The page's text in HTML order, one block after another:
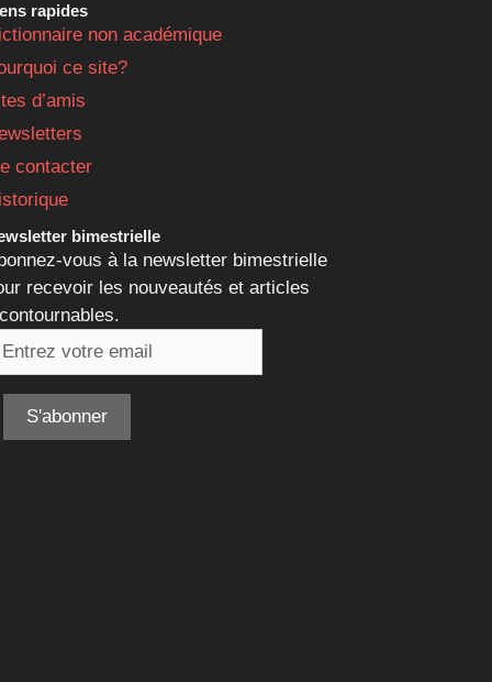
rapides
non académique
ce site?
d’amis
contacter
bimestrielle
vous à la newsletter bimestrielle
recevoir les nouveautés et articles